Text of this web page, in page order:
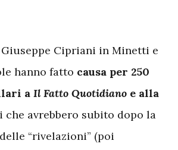
Giuseppe Cipriani in Minetti e
hanno fatto causa per 250
a Il Fatto Quotidiano e alla
che avrebbero subito dopo la
“rivelazioni” (poi